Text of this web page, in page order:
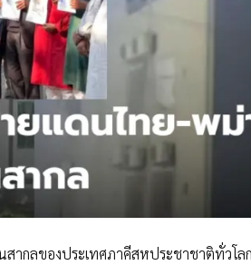
ากลของประเทศภาคีสหประชาชาติทั่วโล